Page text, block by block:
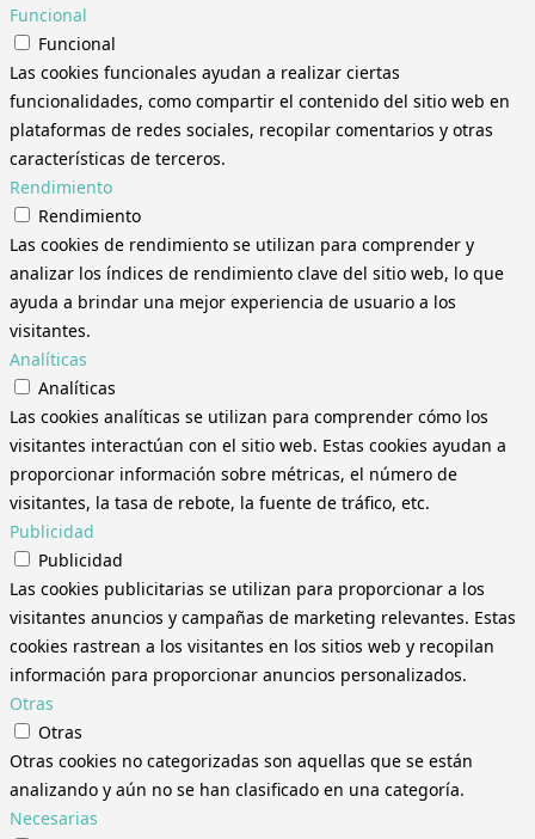
Funcional
Funcional
Las cookies funcionales ayudan a realizar ciertas
funcionalidades, como compartir el contenido del sitio web en
plataformas de redes sociales, recopilar comentarios y otras
características de terceros.
Rendimiento
Rendimiento
Las cookies de rendimiento se utilizan para comprender y
analizar los índices de rendimiento clave del sitio web, lo que
ayuda a brindar una mejor experiencia de usuario a los
visitantes.
Analíticas
Analíticas
Las cookies analíticas se utilizan para comprender cómo los
visitantes interactúan con el sitio web. Estas cookies ayudan a
proporcionar información sobre métricas, el número de
visitantes, la tasa de rebote, la fuente de tráfico, etc.
Publicidad
Publicidad
Las cookies publicitarias se utilizan para proporcionar a los
visitantes anuncios y campañas de marketing relevantes. Estas
cookies rastrean a los visitantes en los sitios web y recopilan
información para proporcionar anuncios personalizados.
Otras
Otras
Otras cookies no categorizadas son aquellas que se están
analizando y aún no se han clasificado en una categoría.
Necesarias